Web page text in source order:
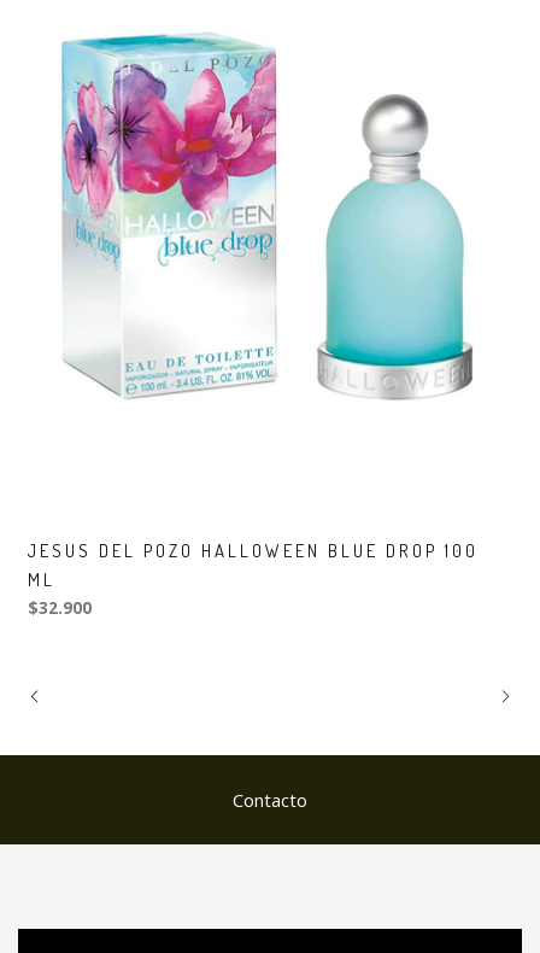
JESUS DEL POZO HALLOWEEN BLUE DROP 100
ML
$32.900
Contacto